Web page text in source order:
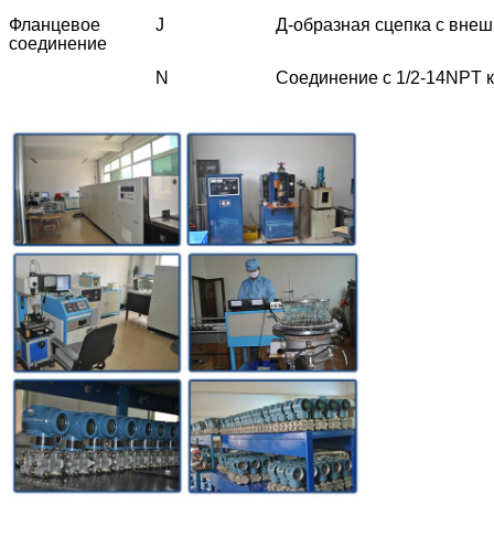
Фланцевое
соединение
J Д-образная сцепка с
N Соединение с 1/2-14NPT